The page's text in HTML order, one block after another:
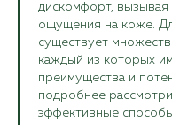
дискомфорт,
ощущения на коже.
существует
каждый из которых
преимущества и
подробнее
эффективные